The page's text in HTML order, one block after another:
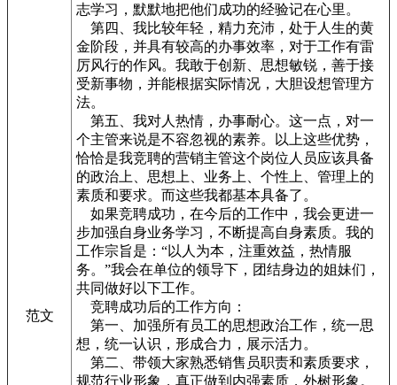
范文
志学习，默默地把他们成功的经验记在心里。
第四、我比较年轻，精力充沛，处于人生的黄
金阶段，并具有较高的办事效率，对于工作有雷
厉风行的作风。我敢于创新、思想敏锐，善于接
受新事物，并能根据实际情况，大胆设想管理方
法。
第五、我对人热情，办事耐心。这一点，对一
个主管来说是不容忽视的素养。以上这些优势，
恰恰是我竞聘的营销主管这个岗位人员应该具备
的政治上、思想上、业务上、个性上、管理上的
素质和要求。而这些我都基本具备了。
如果竞聘成功，在今后的工作中，我会更进一
步加强自身业务学习，不断提高自身素质。我的
工作宗旨是：“以人为本，注重效益，热情服
务。”我会在单位的领导下，团结身边的姐妹们，
共同做好以下工作。
竞聘成功后的工作方向：
第一、加强所有员工的思想政治工作，统一思
想，统一认识，形成合力，展示活力。
第二、带领大家熟悉销售员职责和素质要求，
规范行业形象，真正做到内强素质，外树形象。